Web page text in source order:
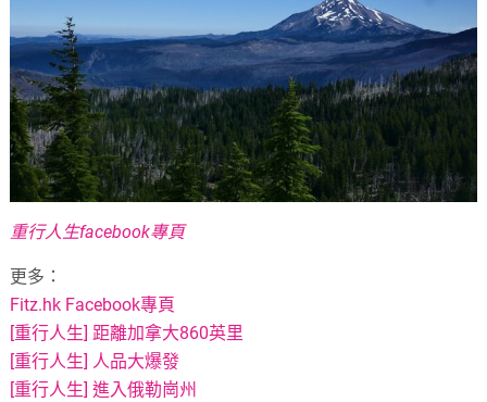
重行人生facebook專頁
更多：
Fitz.hk Facebook專頁
[重行人生] 距離加拿大860英里
[重行人生] 人品大爆發
[重行人生] 進入俄勒崗州